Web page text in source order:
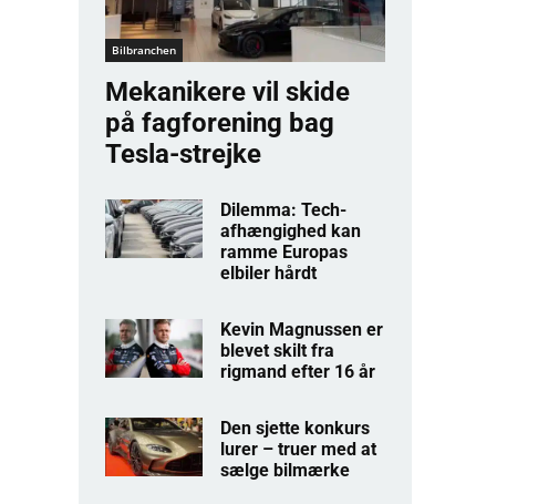
Bilbranchen
Mekanikere vil skide
på fagforening bag
Tesla-strejke
Dilemma: Tech-
afhængighed kan
ramme Europas
elbiler hårdt
Kevin Magnussen er
blevet skilt fra
rigmand efter 16 år
Den sjette konkurs
lurer – truer med at
sælge bilmærke